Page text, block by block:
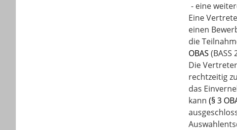
- eine
Eine
einen
die
OBAS
Die
rechtzeitig
das
kann (§ 3